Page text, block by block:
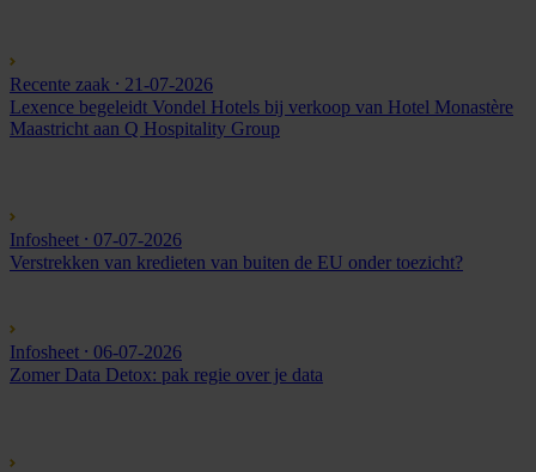
Recente zaak ⸱ 21-07-2026
Lexence begeleidt Vondel Hotels bij verkoop van Hotel Monastère
Maastricht aan Q Hospitality Group
Infosheet ⸱ 07-07-2026
Verstrekken van kredieten van buiten de EU onder toezicht?
Infosheet ⸱ 06-07-2026
Zomer Data Detox: pak regie over je data